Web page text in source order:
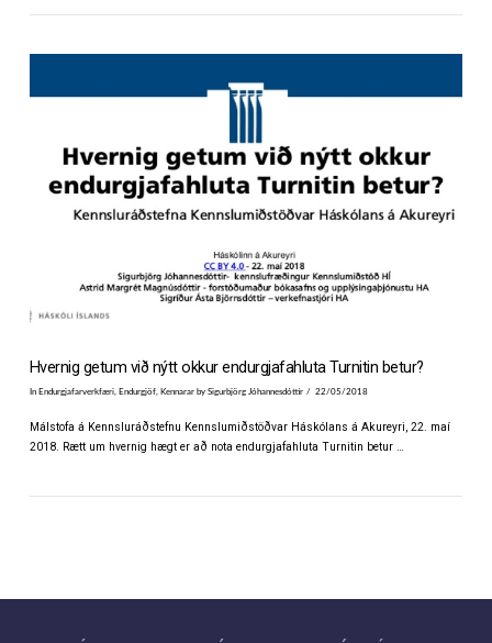
VIEW POST
Hvernig getum við nýtt okkur endurgjafahluta Turnitin betur?
In Endurgjafarverkfæri, Endurgjöf, Kennararby Sigurbjörg Jóhannesdóttir 22/05/2018
Málstofa á Kennsluráðstefnu Kennslumiðstöðvar Háskólans á Akureyri, 22. maí
2018. Rætt um hvernig hægt er að nota endurgjafahluta Turnitin betur …